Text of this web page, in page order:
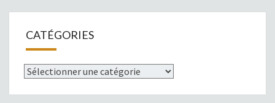
CATÉGORIES
Catégories